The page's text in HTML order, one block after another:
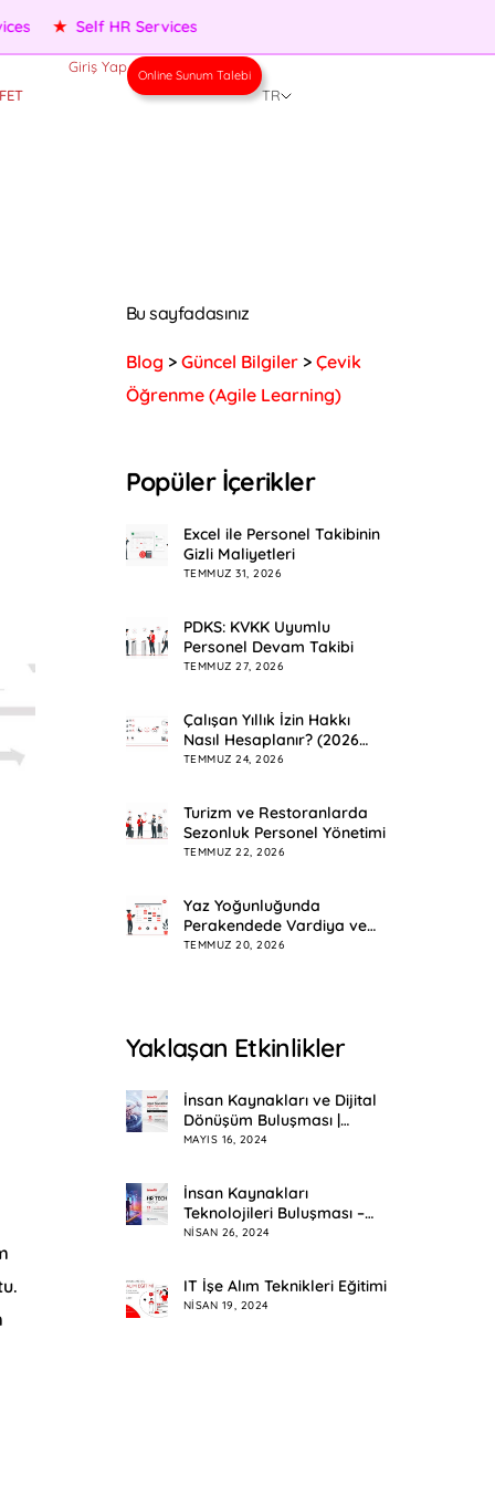
★ Performance Management
Giriş Yap Online Sunum Talebi
TR
Bu sayfadasınız
Blog > Güncel Bilgiler> Çevik
Öğrenme (Agile Learning)
Popüler İçerikler
Excel ile Personel Takibinin
Gizli Maliyetleri
TEMMUZ 31, 2026
PDKS: KVKK Uyumlu
Personel Devam Takibi
TEMMUZ 27, 2026
Çalışan Yıllık İzin Hakkı
Nasıl Hesaplanır? (2026
Rehberi)
TEMMUZ 24, 2026
Turizm ve Restoranlarda
Sezonluk Personel Yönetimi
TEMMUZ 22, 2026
Yaz Yoğunluğunda
Perakendede Vardiya ve
Mesai Planlama
TEMMUZ 20, 2026
Yaklaşan Etkinlikler
İnsan Kaynakları ve Dijital
Dönüşüm Buluşması |
Eskişehir
MAYIS 16, 2024
İnsan Kaynakları
Teknolojileri Buluşması –
HR Tech Meetup
NISAN 26, 2024
IT İşe Alım Teknikleri Eğitimi
NISAN 19, 2024